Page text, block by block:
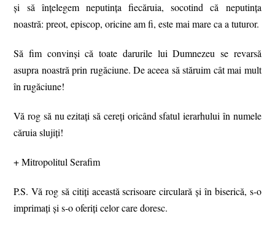
și să înțelegem neputința fiecăruia, socotind că neputința
noastră: preot, episcop, oricine am fi, este mai mare ca a tuturor.
Să fim convinși că toate darurile lui Dumnezeu se revarsă
asupra noastră prin rugăciune. De aceea să stăruim cât mai mult
în rugăciune!
Vă rog să nu ezitați să cereți oricând sfatul ierarhului în numele
căruia slujiți!
+ Mitropolitul Serafim
P.S. Vă rog să citiți această scrisoare circulară și în biserică, s-o
imprimați și s-o oferiți celor care doresc.